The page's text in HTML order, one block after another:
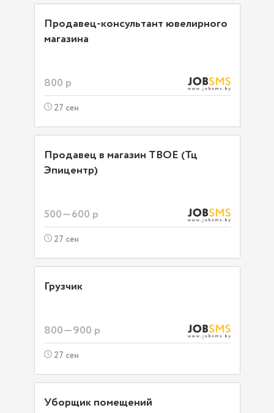
Продавец-консультант ювелирного
магазина
800 р
27 сен
Продавец в магазин ТВОЕ (Тц
Эпицентр)
500—600 р
27 сен
Грузчик
800—900 р
27 сен
Уборщик помещений